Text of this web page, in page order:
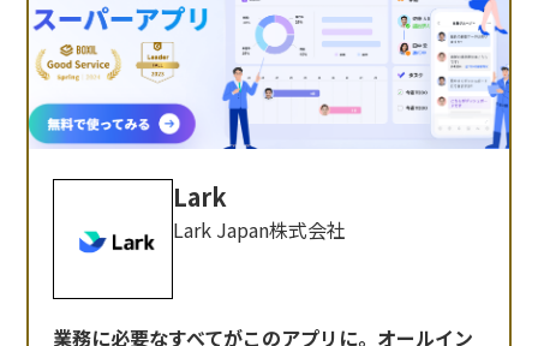
Lark
Lark Japan株式会社
業務に必要なすべてがこのアプリに。オールイン